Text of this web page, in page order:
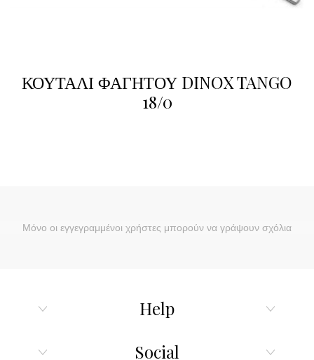
ΚΟΥΤΑΛΙ ΦΑΓΗΤΟΥ DINOX TANGO
18/0
Μόνο οι εγγεγραμμένοι χρήστες μπορούν να γράψουν σχόλια
Help
Social